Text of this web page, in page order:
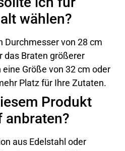
wählen?
Durchmesser von 28 cm
das Braten größerer
Größe von 32 cm oder
Platz für Ihre Zutaten.
Produkt
aus Edelstahl oder